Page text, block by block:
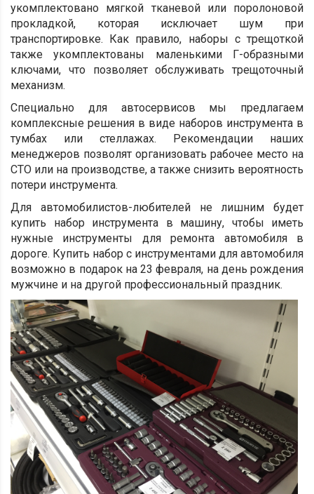
укомплектовано мягкой тканевой или поролоновой
прокладкой, которая исключает шум при
транспортировке. Как правило, наборы с трещоткой
также укомплектованы маленькими Г-образными
ключами, что позволяет обслуживать трещоточный
механизм.
Специально для автосервисов мы предлагаем
комплексные решения в виде наборов инструмента в
тумбах или стеллажах. Рекомендации наших
менеджеров позволят организовать рабочее место на
СТО или на производстве, а также снизить вероятность
потери инструмента.
Для автомобилистов-любителей не лишним будет
купить набор инструмента в машину, чтобы иметь
нужные инструменты для ремонта автомобиля в
дороге. Купить набор с инструментами для автомобиля
возможно в подарок на 23 февраля, на день рождения
мужчине и на другой профессиональный праздник.